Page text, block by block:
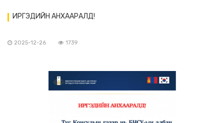
ИРГЭДИЙН АНХААРАЛД!
2025-12-26 1739